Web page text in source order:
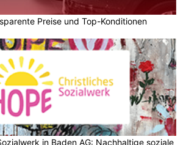
Preise und Top-Konditionen
in Baden AG: Nachhaltige soziale